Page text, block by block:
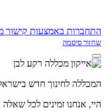
התחברות באמצעות קישור
שחזור סיסמה
המכללה לחינוך חדש
היי, אנחנו זמינים לכל